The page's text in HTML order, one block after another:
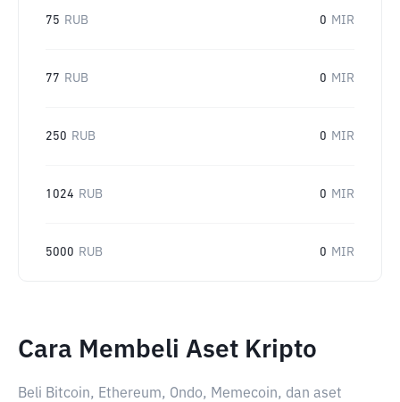
75 RUB 0 MIR
77 RUB 0 MIR
250 RUB 0 MIR
1024 RUB 0 MIR
5000 RUB 0 MIR
Cara Membeli Aset Kripto
Beli Bitcoin, Ethereum, Ondo, Memecoin, dan aset